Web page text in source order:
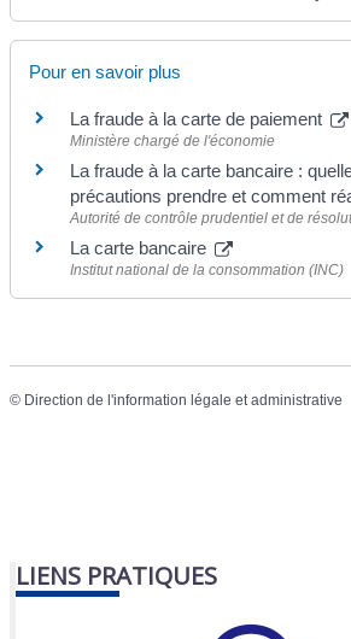
Pour en savoir plus
La fraude à la carte de paiement
Ministère chargé de l'économie
La fraude à la carte bancaire :
précautions prendre et comment
Autorité de contrôle prudentiel et de
La carte bancaire
Institut national de la consommation (INC)
© Direction de l'information légale et administrative
LIENS PRATIQUES